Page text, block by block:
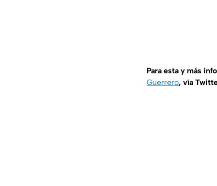
Para esta y más
Guerrero, vía